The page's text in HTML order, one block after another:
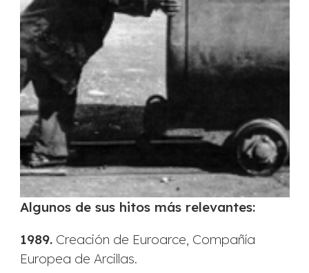
Algunos de sus hitos más relevantes:
1989.Creación de Euroarce, Compañía
Europea de Arcillas.